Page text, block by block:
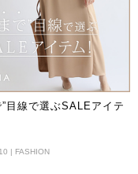
”目線で選ぶSALEアイテ
| FASHION